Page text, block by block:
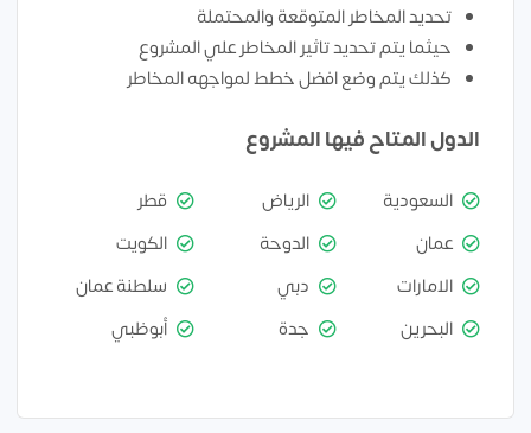
تحديد المخاطر المتوقعة والمحتملة
حيثما يتم تحديد تاثير المخاطر علي المشروع
كذلك يتم وضع افضل خطط لمواجهه المخاطر
الدول المتاح فيها المشروع
السعودية الرياض
قطر
عمان
الدوحة
الكويت
الامارات
دبي
سلطنة عمان
البحرين
جدة أبوظبي